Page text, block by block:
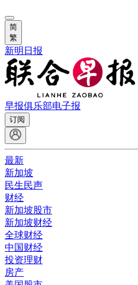
简
繁
新明日报
早报俱乐部电子报
订阅
最新
新加坡
民生民声
财经
新加坡股市
新加坡财经
全球财经
中国财经
投资理财
房产